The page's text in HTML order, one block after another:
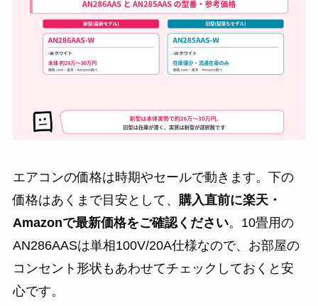
エアコンの価格は時期やセールで動きます。下の
価格はあくまで目安として、 購入直前に楽天・
Amazonで最新価格をご確認ください。10畳用の
AN286AASは単相100V/20A仕様なので、お部屋の
コンセント形状もあわせてチェックしておくと安
心です。